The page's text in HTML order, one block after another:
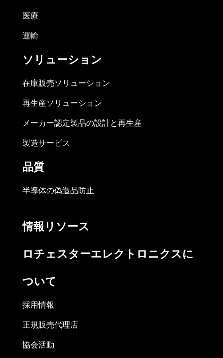
医療
運輸
ソリューション
在庫販売ソリューション
再生産ソリューション
メーカー認定製品の設計と再生産
製造サービス
品質
半導体の偽造品防止
情報リソース
ロチェスターエレクトロニクスに
ついて
採用情報
正規販売代理店
協会活動